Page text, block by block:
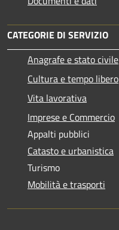
CATEGORIE DI SERVIZIO
Anagrafe e stato civile
Cultura e tempo libero
Vita lavorativa
Imprese e Commercio
Appalti pubblici
Catasto e urbanistica
Turismo
Mobilità e trasporti